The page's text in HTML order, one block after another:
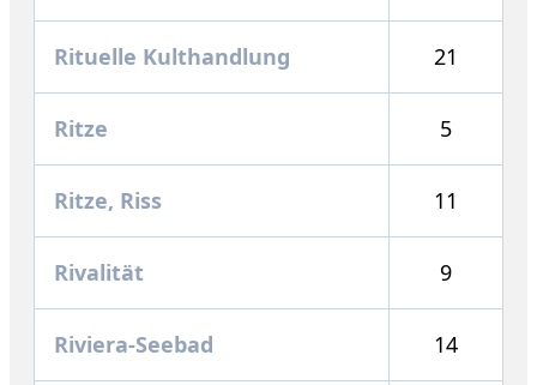
Rituelle Kulthandlung 21
Ritze 5
Ritze, Riss 11
Rivalität 9
Riviera-Seebad 14